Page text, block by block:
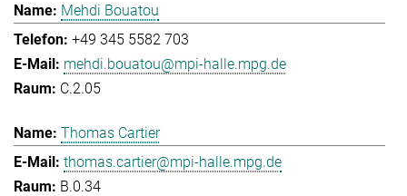
Mehdi Bouatou
+49 345 5582 703
mehdi.bouatou@mpi-halle.mpg.de
C.2.05
Thomas Cartier
thomas.cartier@mpi-halle.mpg.de
B.0.34